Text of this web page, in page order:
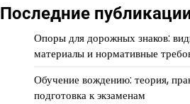
Последние
Опоры для дорожных знаков:
материалы и нормативные
Обучение вождению: теория,
подготовка к экзаменам